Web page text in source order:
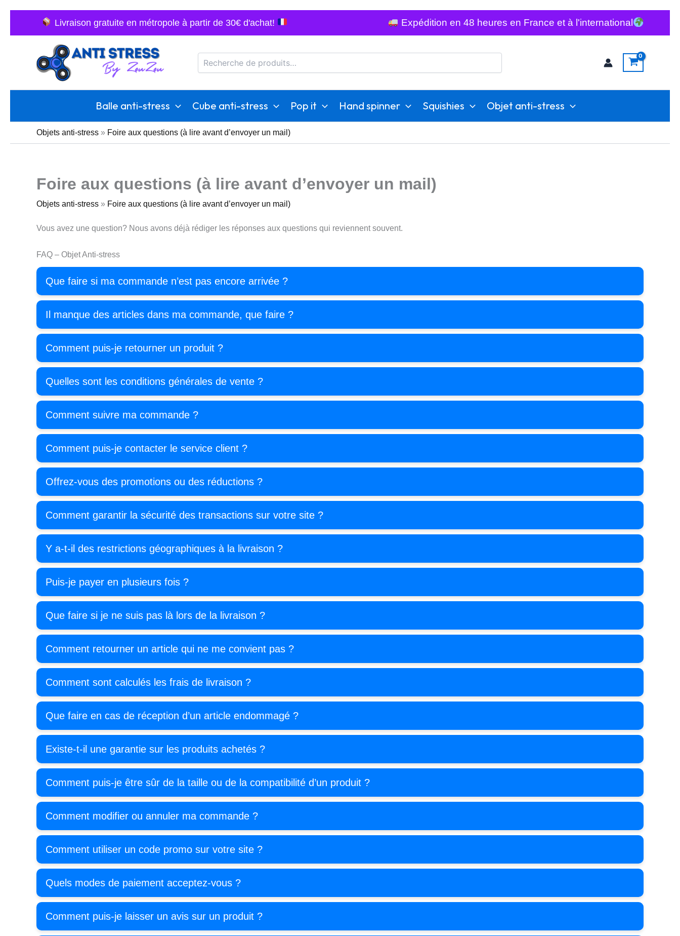
Livraison gratuite en métropole à partir de 30€ d'achat! Expédition en 48 heures en France et à l'international
Balle anti-stress Cube anti-stress Pop it Hand spinner Squishies Objet anti-stress
Objets anti-stress » Foire aux questions (à lire avant d’envoyer un mail)
Foire aux questions (à lire avant d’envoyer un mail)
Objets anti-stress » Foire aux questions (à lire avant d’envoyer un mail)
Vous avez une question? Nous avons déjà rédiger les réponses aux questions qui reviennent souvent.
FAQ – Objet Anti-stress
Que faire si ma commande n’est pas encore arrivée ?
Il manque des articles dans ma commande, que faire ?
Comment puis-je retourner un produit ?
Quelles sont les conditions générales de vente ?
Comment suivre ma commande ?
Comment puis-je contacter le service client ?
Offrez-vous des promotions ou des réductions ?
Comment garantir la sécurité des transactions sur votre site ?
Y a-t-il des restrictions géographiques à la livraison ?
Puis-je payer en plusieurs fois ?
Que faire si je ne suis pas là lors de la livraison ?
Comment retourner un article qui ne me convient pas ?
Comment sont calculés les frais de livraison ?
Que faire en cas de réception d’un article endommagé ?
Existe-t-il une garantie sur les produits achetés ?
Comment puis-je être sûr de la taille ou de la compatibilité d’un produit ?
Comment modifier ou annuler ma commande ?
Comment utiliser un code promo sur votre site ?
Quels modes de paiement acceptez-vous ?
Comment puis-je laisser un avis sur un produit ?